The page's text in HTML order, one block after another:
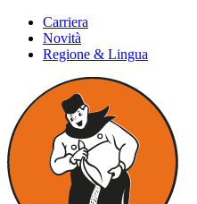
Carriera
Novità
Regione & Lingua